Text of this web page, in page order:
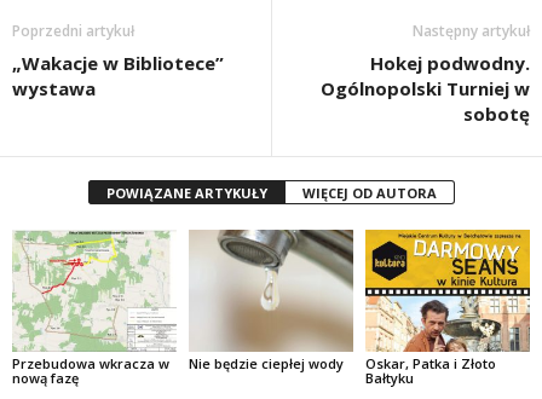
Poprzedni artykuł
„Wakacje w Bibliotece”
wystawa
Następny artykuł
Hokej podwodny.
Ogólnopolski Turniej w
sobotę
POWIĄZANE ARTYKUŁY WIĘCEJ OD AUTORA
Przebudowa wkracza w
nową fazę
Nie będzie ciepłej wody
Oskar, Patka i Złoto
Bałtyku